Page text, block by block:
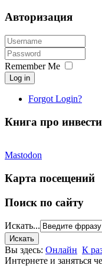
Авторизация
Remember Me
Log in
Forgot Login?
Книга про
Mastodon
Карта посещений
Поиск по сайту
Искать...
Вы здесь: Онлайн К
Интернете и заняться